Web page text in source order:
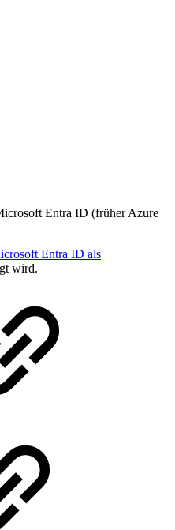
Entra ID (früher Azure
Entra ID als
wird.